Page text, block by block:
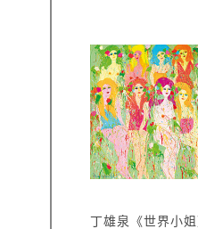
丁雄泉《世界小